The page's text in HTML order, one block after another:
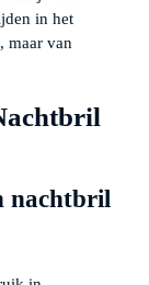
in het
maar van
nachtbril